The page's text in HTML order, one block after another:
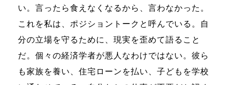
い。言ったら食えなくなるから、言わなかった。
これを私は、ポジショントークと呼んでいる。自
分の立場を守るために、現実を歪めて語ること
だ。個々の経済学者が悪人なわけではない。彼ら
も家族を養い、住宅ローンを払い、子どもを学校